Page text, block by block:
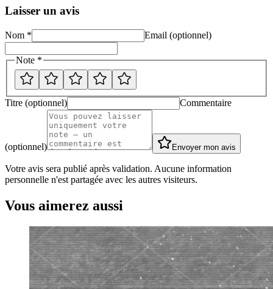
Laisser un avis
Nom * Email (optionnel)
Note *
Titre (optionnel) Commentaire
(optionnel) Envoyer mon avis
Votre avis sera publié après validation. Aucune information
personnelle n'est partagée avec les autres visiteurs.
Vous aimerez aussi